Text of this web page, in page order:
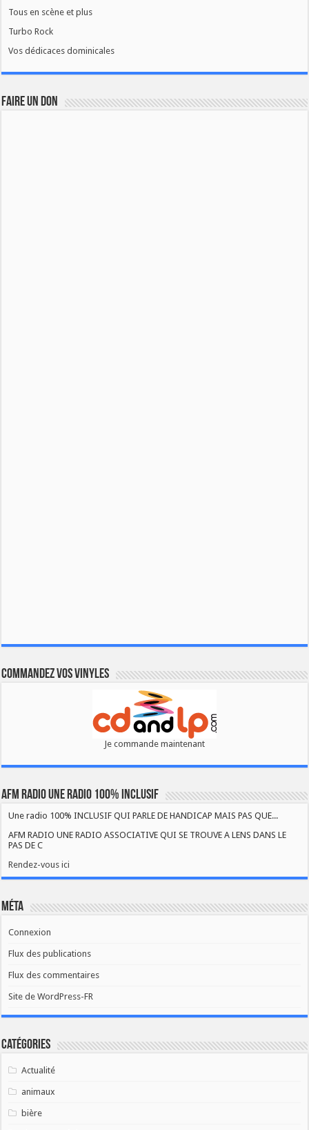
Tous en scène et plus
Turbo Rock
Vos dédicaces dominicales
FAIRE UN DON
Commandez vos vinyles
Je commande maintenant
AFM RADIO UNE RADIO 100% INCLUSIF
Une radio 100% INCLUSIF QUI PARLE DE HANDICAP MAIS PAS QUE...
AFM RADIO UNE RADIO ASSOCIATIVE QUI SE TROUVE A LENS DANS LE
PAS DE C
Rendez-vous ici
Méta
Connexion
Flux des publications
Flux des commentaires
Site de WordPress-FR
Catégories
Actualité
animaux
bière